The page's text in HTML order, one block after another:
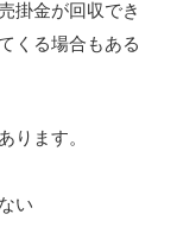
掛金が回収でき
くる場合もある
ります。
い